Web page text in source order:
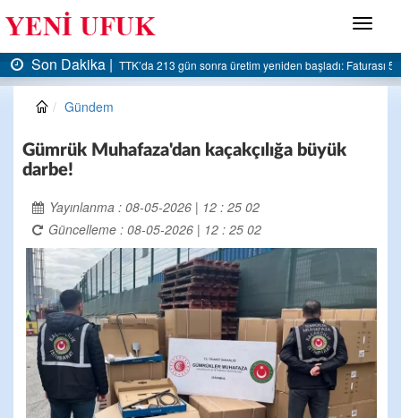
Menü
Son Dakika | AK Parti Ereğli İlçe Başkanlığı’ndan belediyeye sert
Gündem
Gümrük Muhafaza'dan kaçakçılığa büyük
darbe!
Yayınlanma : 08-05-2026 | 12 : 25 02
Güncelleme : 08-05-2026 | 12 : 25 02